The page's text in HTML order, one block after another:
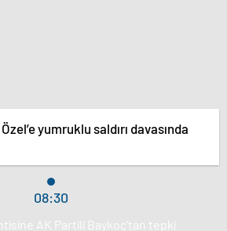
yumruklu saldırı davasında
08:30